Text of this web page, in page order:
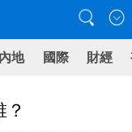
內地 國際 財經